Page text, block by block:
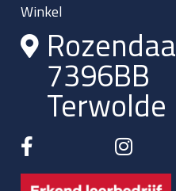
Winkel
7396BB
Terwolde